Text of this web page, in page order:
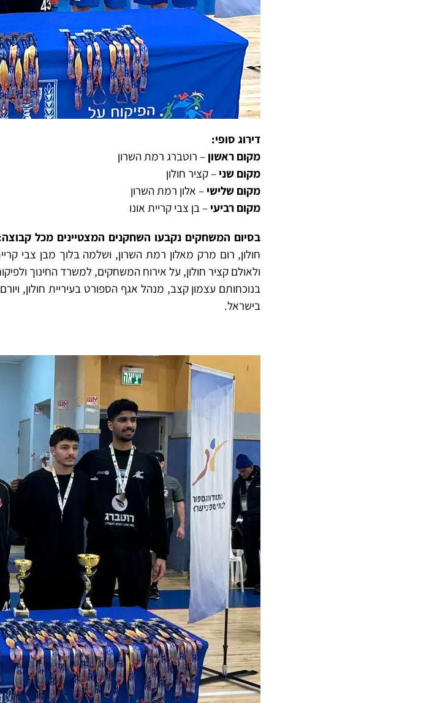
דירוג סופי:
מקום ראשון – רוטברג רמת השרון
מקום שני – קציר חולון
מקום שלישי – אלון רמת השרון
מקום רביעי – בן צבי קריית אונו
בסיום המשחקים נקבעו השחקנים המצטיינים מכל
חולון, רום מרק מאלון רמת השרון, ושלמה בלוך מבן צבי
ולאולם קציר חולון, על אירוח המשחקים, למשרד החינוך
בנוכחותם עצמון קצב, מנהל אגף הספורט בעיריית חולון,
בישראל.